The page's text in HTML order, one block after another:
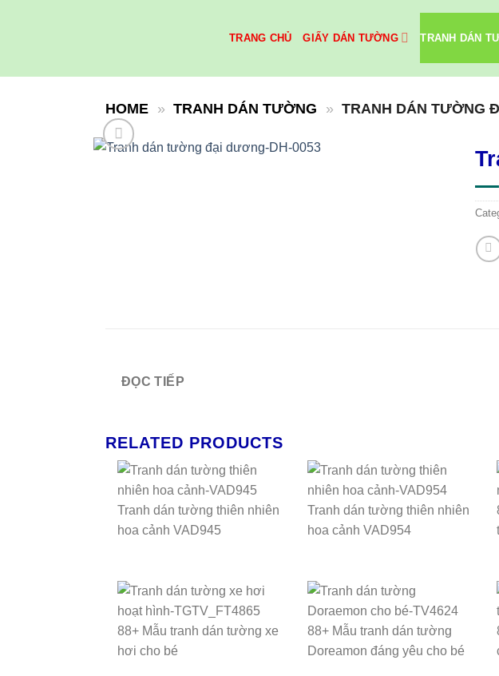
TRANG CHỦ GIẤY DÁN TƯỜNG TRANH DÁN
HOME » TRANH DÁN TƯỜNG » TRANH DÁN TƯỜNG
ĐỌC TIẾP
RELATED PRODUCTS
Tranh dán tường thiên nhiên
hoa cảnh VAD945
Tranh dán tường thiên nhiên
hoa cảnh VAD954
88+ Mẫu tranh dán tường xe
hơi cho bé
88+ Mẫu tranh dán tường
Doreamon đáng yêu cho bé